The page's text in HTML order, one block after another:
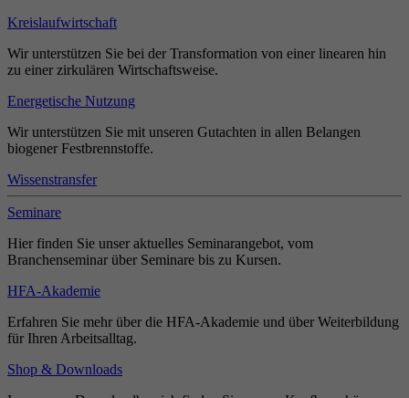
Kreislaufwirtschaft
Wir unterstützen Sie bei der Transformation von einer linearen hin
zu einer zirkulären Wirtschaftsweise.
Energetische Nutzung
Wir unterstützen Sie mit unseren Gutachten in allen Belangen
biogener Festbrennstoffe.
Wissenstransfer
Seminare
Hier finden Sie unser aktuelles Seminarangebot, vom
Branchenseminar über Seminare bis zu Kursen.
HFA-Akademie
Erfahren Sie mehr über die HFA-Akademie und über Weiterbildung
für Ihren Arbeitsalltag.
Shop & Downloads